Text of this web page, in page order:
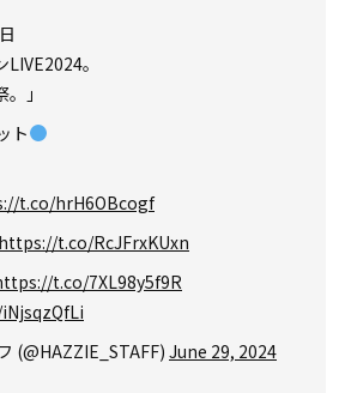
。
」
ト
t.co/hrH6OBcogf
https://t.co/RcJFrxKUxn
t.co/7XL98y5f9R
(@HAZZIE_STAFF) June 29, 2024